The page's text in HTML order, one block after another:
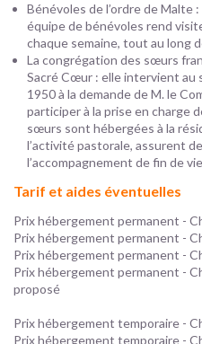
Bénévoles de l’ordre de Malte
équipe de bénévoles rend
chaque semaine, tout au long
La congrégation des sœurs
Sacré Cœur : elle intervient au
1950 à la demande de M. le
participer à la prise en charge
sœurs sont hébergées à la
l’activité pastorale, assurent
l’accompagnement de fin de
Tarif et aides éventuelles
Prix hébergement permanent -
Prix hébergement permanent -
Prix hébergement permanent -
Prix hébergement permanent -
proposé
Prix hébergement temporaire -
Prix hébergement temporaire -